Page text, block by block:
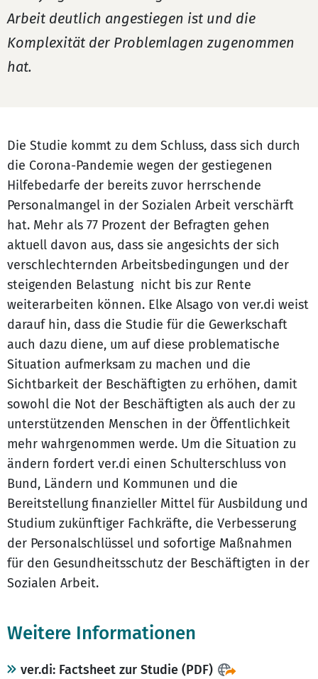
Arbeit deutlich angestiegen ist und die
Komplexität der Problemlagen zugenommen
hat.
Die Studie kommt zu dem Schluss, dass sich durch
die Corona-Pandemie wegen der gestiegenen
Hilfebedarfe der bereits zuvor herrschende
Personalmangel in der Sozialen Arbeit verschärft
hat. Mehr als 77 Prozent der Befragten gehen
aktuell davon aus, dass sie angesichts der sich
verschlechternden Arbeitsbedingungen und der
steigenden Belastung nicht bis zur Rente
weiterarbeiten können. Elke Alsago von ver.di weist
darauf hin, dass die Studie für die Gewerkschaft
auch dazu diene, um auf diese problematische
Situation aufmerksam zu machen und die
Sichtbarkeit der Beschäftigten zu erhöhen, damit
sowohl die Not der Beschäftigten als auch der zu
unterstützenden Menschen in der Öffentlichkeit
mehr wahrgenommen werde. Um die Situation zu
ändern fordert ver.di einen Schulterschluss von
Bund, Ländern und Kommunen und die
Bereitstellung finanzieller Mittel für Ausbildung und
Studium zukünftiger Fachkräfte, die Verbesserung
der Personalschlüssel und sofortige Maßnahmen
für den Gesundheitsschutz der Beschäftigten in der
Sozialen Arbeit.
Weitere Informationen
ver.di: Factsheet zur Studie (PDF)